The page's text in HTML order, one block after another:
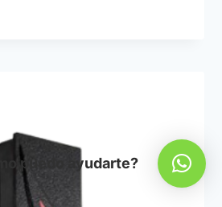
puedo ayudarte?